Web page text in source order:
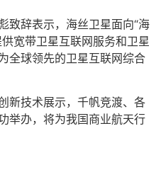
致辞表示，海丝卫星面向“海
宽带卫星互联网服务和卫星
全球领先的卫星互联网综合
新技术展示，千帆竞渡、各
举办，将为我国商业航天行